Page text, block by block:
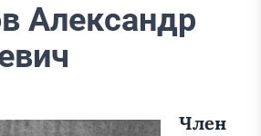
Александр
Член